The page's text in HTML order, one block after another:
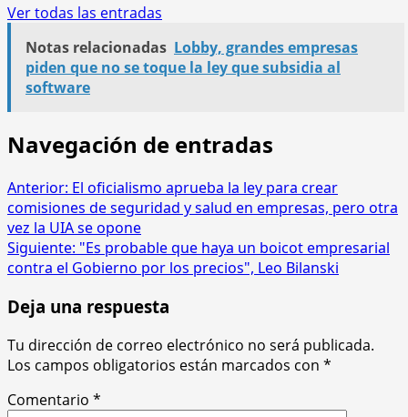
Ver todas las entradas
Notas relacionadas Lobby, grandes empresas
piden que no se toque la ley que subsidia al
software
Navegación de entradas
Anterior: El oficialismo aprueba la ley para crear
comisiones de seguridad y salud en empresas, pero otra
vez la UIA se opone
Siguiente: "Es probable que haya un boicot empresarial
contra el Gobierno por los precios", Leo Bilanski
Deja una respuesta
Tu dirección de correo electrónico no será publicada.
Los campos obligatorios están marcados con *
Comentario *